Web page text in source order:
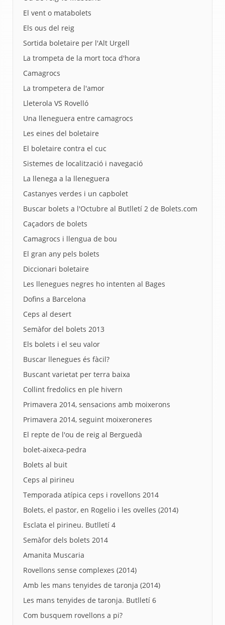
El vent o matabolets
Els ous del reig
Sortida boletaire per l'Alt Urgell
La trompeta de la mort toca d'hora
Camagrocs
La trompetera de l'amor
Lleterola VS Rovelló
Una lleneguera entre camagrocs
Les eines del boletaire
El boletaire contra el cuc
Sistemes de localització i navegació
La llenega a la lleneguera
Castanyes verdes i un capbolet
Buscar bolets a l'Octubre al Butlletí 2 de Bolets.com
Caçadors de bolets
Camagrocs i llengua de bou
El gran any pels bolets
Diccionari boletaire
Les llenegues negres ho intenten al Bages
Dofins a Barcelona
Ceps al desert
Semàfor del bolets 2013
Els bolets i el seu valor
Buscar llenegues és fàcil?
Buscant varietat per terra baixa
Collint fredolics en ple hivern
Primavera 2014, sensacions amb moixerons
Primavera 2014, seguint moixeroneres
El repte de l'ou de reig al Berguedà
bolet-aixeca-pedra
Bolets al buit
Ceps al pirineu
Temporada atípica ceps i rovellons 2014
Bolets, el pastor, en Rogelio i les ovelles (2014)
Esclata el pirineu. Butlletí 4
Semàfor dels bolets 2014
Amanita Muscaria
Rovellons sense complexes (2014)
Amb les mans tenyides de taronja (2014)
Les mans tenyides de taronja. Butlletí 6
Com busquem rovellons a pi?